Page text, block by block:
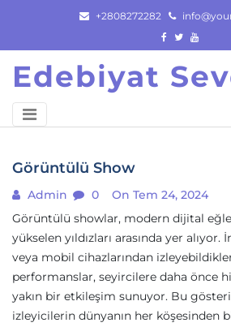
content
+2808272282
Edebiyat
Görüntülü Show
Admin 0
On Tem 24, 2024
Görüntülü showlar, modern dijital
yükselen yıldızları arasında yer alıyor.
veya mobil cihazlarından
performanslar, seyircilere daha önce
yakın bir etkileşim sunuyor. Bu
izleyicilerin dünyanın her köşesinden